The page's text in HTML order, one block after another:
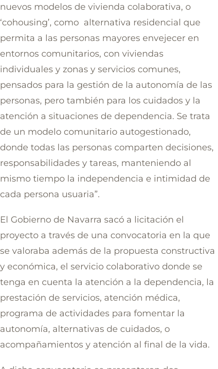
nuevos modelos de vivienda colaborativa, o
‘cohousing’, como alternativa residencial que
permita a las personas mayores envejecer en
entornos comunitarios, con viviendas
individuales y zonas y servicios comunes,
pensados para la gestión de la autonomía de las
personas, pero también para los cuidados y la
atención a situaciones de dependencia. Se trata
de un modelo comunitario autogestionado,
donde todas las personas comparten decisiones,
responsabilidades y tareas, manteniendo al
mismo tiempo la independencia e intimidad de
cada persona usuaria”.
El Gobierno de Navarra sacó a licitación el
proyecto a través de una convocatoria en la que
se valoraba además de la propuesta constructiva
y económica, el servicio colaborativo donde se
tenga en cuenta la atención a la dependencia, la
prestación de servicios, atención médica,
programa de actividades para fomentar la
autonomía, alternativas de cuidados, o
acompañamientos y atención al final de la vida.